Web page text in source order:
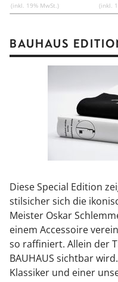
(inkl. 19% MwSt.) (inkl.
BAUHAUS
Diese Special Edition
stilsicher sich die
Meister Oskar
einem Accessoire
so raffiniert. Allein der
BAUHAUS sichtbar
Klassiker und einer